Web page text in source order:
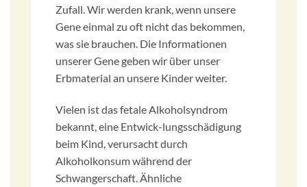
Zufall. Wir werden krank, wenn unsere
Gene einmal zu oft nicht das bekommen,
was sie brauchen. Die Informationen
unserer Gene geben wir über unser
Erbmaterial an unsere Kinder weiter.
Vielen ist das fetale Alkoholsyndrom
bekannt, eine Entwick-lungsschädigung
beim Kind, verursacht durch
Alkoholkonsum während der
Schwangerschaft. Ähnliche